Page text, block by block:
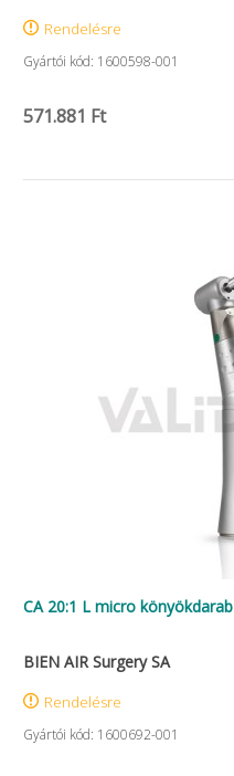
Rendelésre
Gyártói kód: 1600598-001
571.881 Ft
CA 20:1 L micro könyökdarab
BIEN AIR Surgery SA
Rendelésre
Gyártói kód: 1600692-001